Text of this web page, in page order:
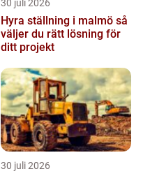
30 juli 2026
Hyra ställning i malmö så
väljer du rätt lösning för
ditt projekt
30 juli 2026